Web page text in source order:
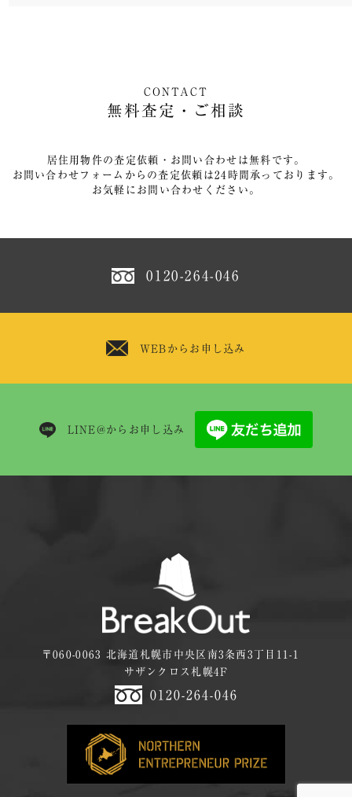
CONTACT
無料査定・ご相談
居住用物件の査定依頼・お問い合わせは無料です。
お問い合わせフォームからの査定依頼は24時間承っております。
お気軽にお問い合わせください。
0120-264-046
WEBからお申し込み
LINE@からお申し込み
〒060-0063 北海道札幌市中央区南3条西3丁目11-1
サザンクロス札幌4F
0120-264-046